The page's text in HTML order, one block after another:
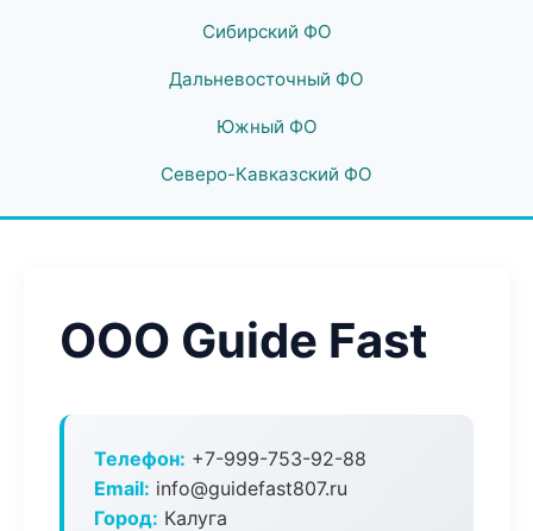
Сибирский ФО
Дальневосточный ФО
Южный ФО
Северо-Кавказский ФО
ООО Guide Fast
Телефон: +7-999-753-92-88
Email: info@guidefast807.ru
Город: Калуга